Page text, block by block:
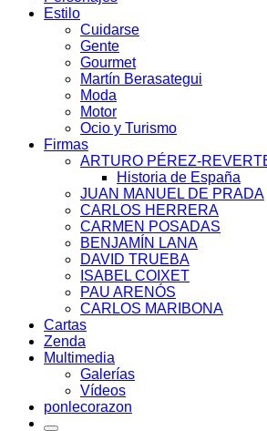
Estilo
Cuidarse
Gente
Gourmet
Martín Berasategui
Moda
Motor
Ocio y Turismo
Firmas
ARTURO PÉREZ-
Historia de España
JUAN MANUEL DE PRADA
CARLOS HERRERA
CARMEN POSADAS
BENJAMÍN LANA
DAVID TRUEBA
ISABEL COIXET
PAU ARENÓS
CARLOS MARIBONA
Cartas
Zenda
Multimedia
Galerías
Vídeos
ponlecorazon